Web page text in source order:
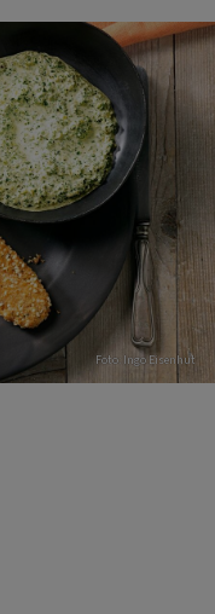
Foto: Ingo Eisenhut